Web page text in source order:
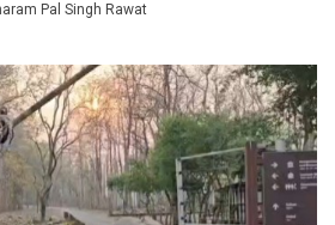
Pal Singh Rawat